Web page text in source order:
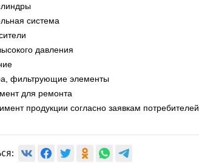
система
давления
фильтрующие элементы
для ремонта
продукции согласно заявкам потребителей